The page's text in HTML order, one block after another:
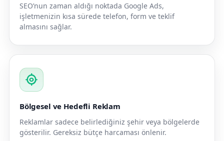
SEO’nun zaman aldığı noktada Google Ads,
işletmenizin kısa sürede telefon, form ve teklif
almasını sağlar.
my_location
Bölgesel ve Hedefli Reklam
Reklamlar sadece belirlediğiniz şehir veya bölgelerde
gösterilir. Gereksiz bütçe harcaması önlenir.